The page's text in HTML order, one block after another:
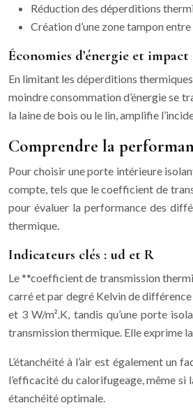
Réduction des déperditions
Création d’une zone tampon
Économies d’énergie et
En limitant les déperditions
moindre consommation d’énergie se
la laine de bois ou le lin, amplifie
Comprendre la
Pour choisir une porte intérieure
compte, tels que le coefficient de
pour évaluer la performance des
thermique.
Indicateurs clés : ud et R
Le **coefficient de transmission
carré et par degré Kelvin de
et 3 W/m².K, tandis qu’une porte
transmission thermique. Elle exprime
L’étanchéité à l’air est également un
l’efficacité du calorifugeage, même
étanchéité optimale.